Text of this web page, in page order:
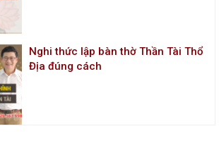
Nghi thức lập bàn thờ Thần Tài Thổ
Địa đúng cách